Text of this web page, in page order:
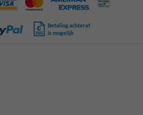
Betaling achteraf
is mogelijk